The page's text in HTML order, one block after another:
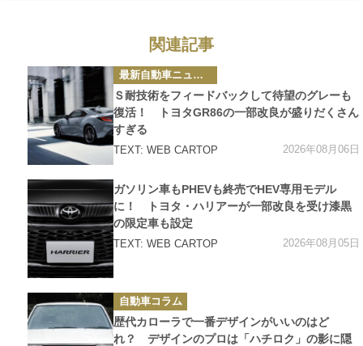
関連記事
カ
テ
ゴ
リ
ー
最新自動車ニュース
Ｓ耐技術をフィードバックして待望のグレーも
復活！ トヨタGR86の一部改良が盛りだくさん
すぎる
TEXT: WEB CARTOP 2026年08月06日
カ
テ
ゴ
リ
ー
ガソリン車もPHEVも終売でHEV専用モデル
に！ トヨタ・ハリアーが一部改良を受け漆黒
の限定車も設定
TEXT: WEB CARTOP 2026年08月05日
カ
テ
ゴ
リ
ー
自動車コラム
歴代カローラで一番デザインがいいのはど
れ？ デザインのプロは「ハチロク」の影に隠